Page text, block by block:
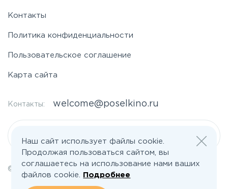
Контакты
Политика конфиденциальности
Пользовательское соглашение
Карта сайта
Контакты: welcome@poselkino.ru
© 2026 Все права защищены | poselkino.ru
ИП Маслов Дмитрий Валерьевич
Наш сайт использует файлы cookie.
Продолжая пользоваться сайтом, вы
соглашаетесь на использование нами ваших
файлов cookie.
Подробнее